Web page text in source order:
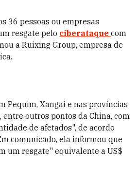
36 pessoas ou empresas
resgate pelo ciberataque com
a Ruixing Group, empresa de
Pequim, Xangai e nas províncias
entre outros pontos da China, com
de afetados", de acordo
comunicado, ela informou que
um resgate" equivalente a US$